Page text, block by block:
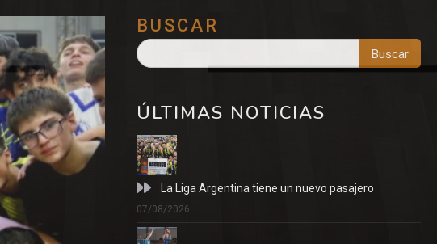
BUSCAR
Buscar
ÚLTIMAS NOTICIAS
La Liga Argentina tiene un nuevo pasajero
07/08/2026